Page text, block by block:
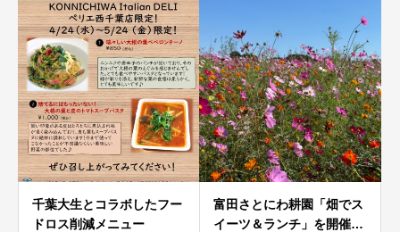
千葉大生とコラボしたフー
ドロス削減メニュー
富田さとにわ耕園「畑でス
イーツ＆ランチ」を開催…